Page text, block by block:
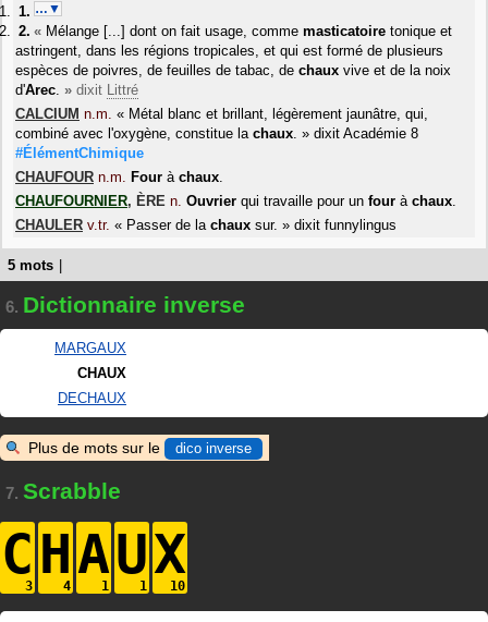
…▼
« Mélange [...] dont on fait usage, comme masticatoire tonique et
astringent, dans les régions tropicales, et qui est formé de plusieurs
espèces de poivres, de feuilles de tabac, de chaux vive et de la noix
d'Arec. » dixit Littré
CALCIUM n.m. « Métal blanc et brillant, légèrement jaunâtre, qui,
combiné avec l'oxygène, constitue la chaux. » dixit Académie 8
#ÉlémentChimique
CHAUFOUR n.m. Four à chaux.
CHAUFOURNIER, ÈRE n. Ouvrier qui travaille pour un four à chaux.
CHAULER v.tr. « Passer de la chaux sur. » dixit funnylingus
5 mots
6. Dictionnaire inverse
MARGAUX
CHAUX
DECHAUX
Plus de mots sur le dico inverse
7. Scrabble
CHAUX